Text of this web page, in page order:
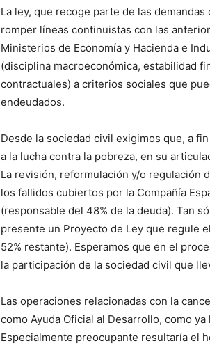
La ley, que recoge parte de las
romper líneas continuistas con las
Ministerios de Economía y Hacienda e
(disciplina macroeconómica, estabilidad
contractuales) a criterios sociales que
endeudados.
Desde la sociedad civil exigimos que, a
a la lucha contra la pobreza, en su
La revisión, reformulación y/o regulación
los fallidos cubiertos por la Compañía
(responsable del 48% de la deuda). Tan
presente un Proyecto de Ley que regule
52% restante). Esperamos que en el
la participación de la sociedad civil que
Las operaciones relacionadas con la
como Ayuda Oficial al Desarrollo, como
Especialmente preocupante resultaría el